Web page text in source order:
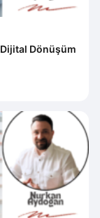
Dijital Dönüşüm